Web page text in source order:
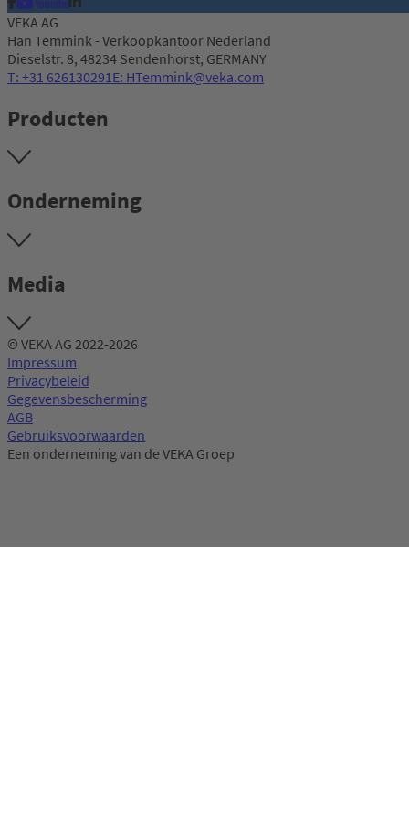
VEKA AG
Han Temmink - Verkoopkantoor Nederland
Dieselstr. 8, 48234 Sendenhorst, GERMANY
T: +31 626130291 E: HTemmink@veka.com
Producten
Onderneming
Media
© VEKA AG 2022-2026
Impressum
Privacybeleid
Gegevensbescherming
AGB
Gebruiksvoorwaarden
Een onderneming van de VEKA Groep